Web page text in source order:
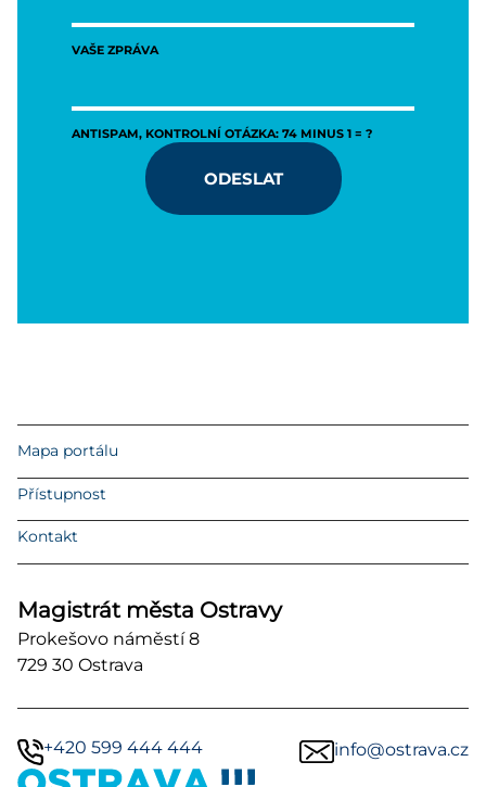
VAŠE ZPRÁVA
ANTISPAM, KONTROLNÍ OTÁZKA: 74 MINUS 1 = ?
ODESLAT
Mapa portálu
Přístupnost
Kontakt
Magistrát města Ostravy
Prokešovo náměstí 8
729 30 Ostrava
+420 599 444 444 info@ostrava.cz